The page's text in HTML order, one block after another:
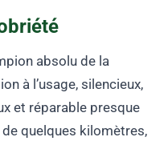
absolu de la
à l’usage, silencieux,
et réparable presque
quelques kilomètres,